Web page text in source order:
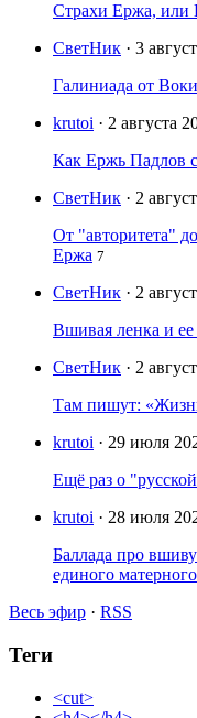
Страхи Ержа, или
СветНик · 3
Галиниада от
krutoi · 2 августа
Как Ержь Падлов с
СветНик · 2
От "авторитета"
Ержа 7
СветНик · 2
Вшивая ленка и ее
СветНик · 2
Там пишут:
krutoi · 29 июля
Ещё раз о
krutoi · 28 июля
Баллада про
единого
Весь эфир · RSS
Теги
<cut>